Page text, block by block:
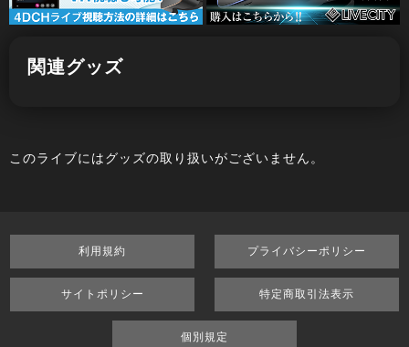
関連グッズ
このライブにはグッズの取り扱いがございません。
利用規約 プライバシーポリシー
サイトポリシー 特定商取引法表示
個別規定